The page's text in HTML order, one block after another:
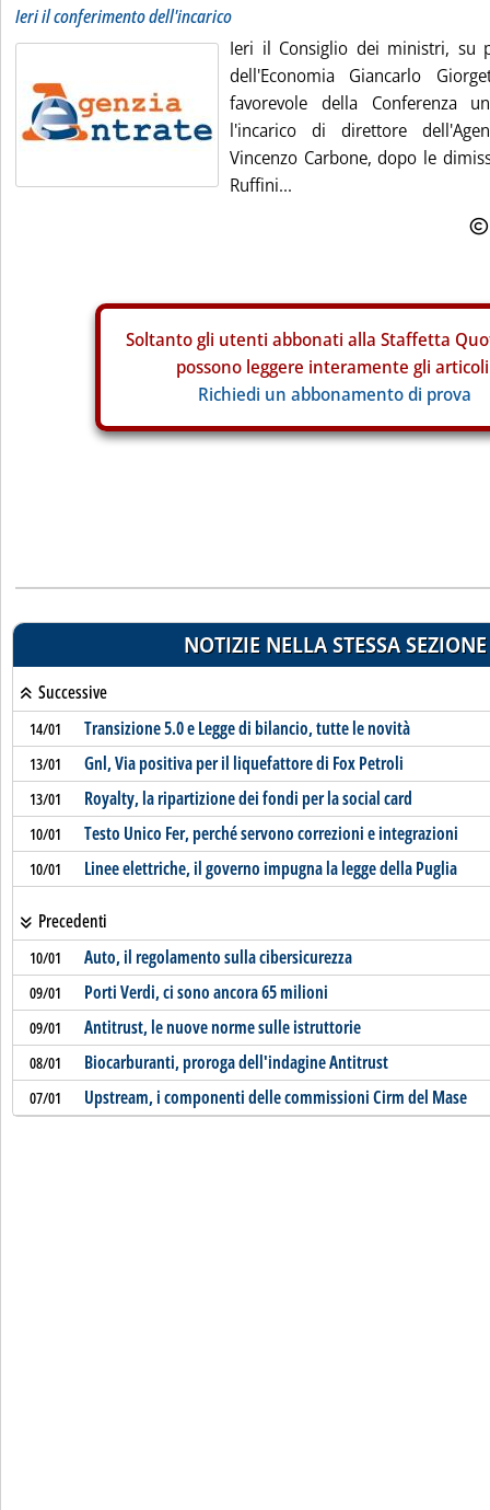
Ieri il conferimento dell'incarico
Ieri il Consiglio dei ministri, su
dell'Economia Giancarlo
favorevole della Conferenza
l'incarico di direttore
Vincenzo Carbone, dopo le
Ruffini...
Soltanto gli utenti abbonati alla Staffetta
possono leggere interamente gli
Richiedi un abbonamento di prova
NOTIZIE NELLA STESSA SEZIONE
Successive
14/01 Transizione 5.0 e Legge di bilancio, tutte le novità
13/01 Gnl, Via positiva per il liquefattore di Fox Petroli
13/01 Royalty, la ripartizione dei fondi per la social card
10/01 Testo Unico Fer, perché servono correzioni e integrazioni
10/01 Linee elettriche, il governo impugna la legge della Puglia
Precedenti
10/01 Auto, il regolamento sulla cibersicurezza
09/01 Porti Verdi, ci sono ancora 65 milioni
09/01 Antitrust, le nuove norme sulle istruttorie
08/01 Biocarburanti, proroga dell'indagine Antitrust
07/01 Upstream, i componenti delle commissioni Cirm del Mase